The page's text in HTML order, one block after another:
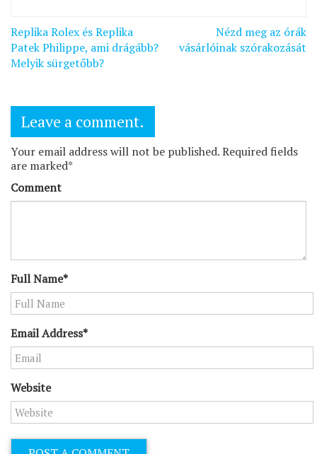
Bejegyzés
navigáció
Replika Rolex és Replika
Patek Philippe, ami drágább?
Melyik sürgetőbb?
Nézd meg az órák
vásárlóinak szórakozását
Leave a comment.
Your email address will not be published. Required fields
are marked*
Comment
Full Name*
Email Address*
Website